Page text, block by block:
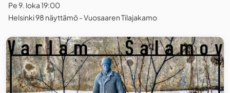
Pe 9. loka 19:00
Helsinki 98 näyttämö - Vuosaaren Tilajakamo